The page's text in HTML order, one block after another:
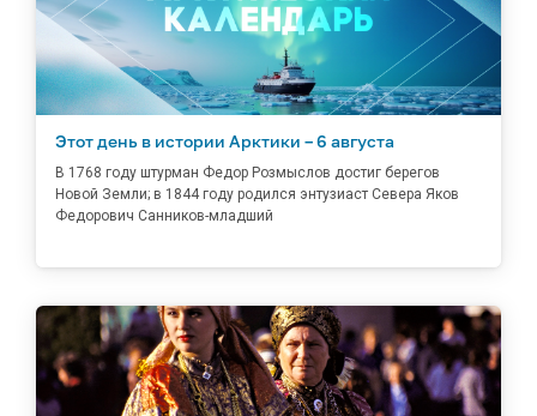
Этот день в истории Арктики – 6 августа
В 1768 году штурман Федор Розмыслов достиг берегов
Новой Земли; в 1844 году родился энтузиаст Севера Яков
Федорович Санников-младший